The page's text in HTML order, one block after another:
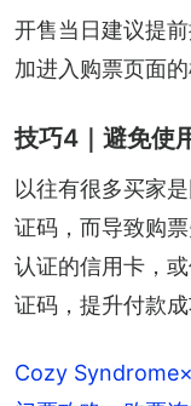
开售当日建议提
加进入购票页面的
技巧4｜避免使
以往有很多买家
证码，而导致购
认证的信用卡，
证码，提升付款成
Cozy